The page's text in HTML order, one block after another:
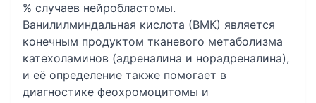
% случаев нейробластомы.
Ванилилминдальная кислота (ВМК) является
конечным продуктом тканевого метаболизма
катехоламинов (адреналина и норадреналина),
и её определение также помогает в
диагностике феохромоцитомы и